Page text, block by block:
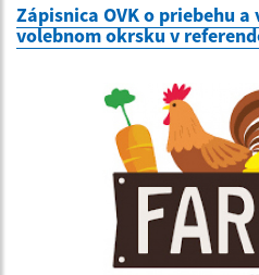
Zápisnica OVK o priebehu
volebnom okrsku v